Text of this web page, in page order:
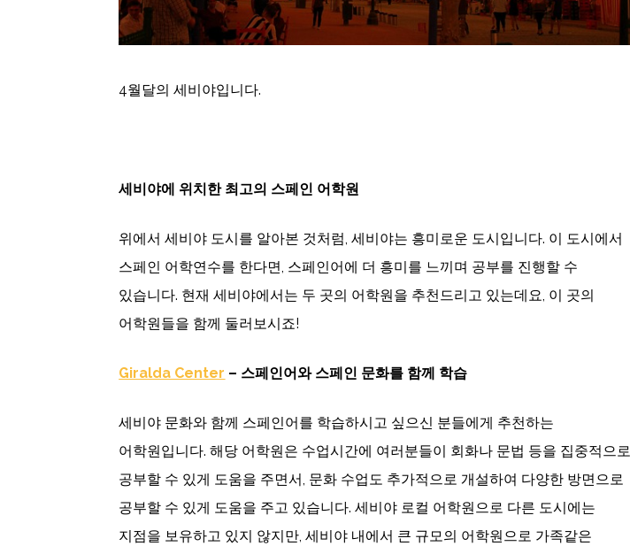
4월달의 세비야입니다.
세비야에 위치한 최고의 스페인 어학원
위에서 세비야 도시를 알아본 것처럼, 세비야는 흥미로운 도시입니다. 이 도시에서
스페인 어학연수를 한다면, 스페인어에 더 흥미를 느끼며 공부를 진행할 수
있습니다. 현재 세비야에서는 두 곳의 어학원을 추천드리고 있는데요, 이 곳의
어학원들을 함께 둘러보시죠!
Giralda Center – 스페인어와 스페인 문화를 함께 학습
세비야 문화와 함께 스페인어를 학습하시고 싶으신 분들에게 추천하는
어학원입니다. 해당 어학원은 수업시간에 여러분들이 회화나 문법 등을 집중적으로
공부할 수 있게 도움을 주면서, 문화 수업도 추가적으로 개설하여 다양한 방면으로
공부할 수 있게 도움을 주고 있습니다. 세비야 로컬 어학원으로 다른 도시에는
지점을 보유하고 있지 않지만, 세비야 내에서 큰 규모의 어학원으로 가족같은